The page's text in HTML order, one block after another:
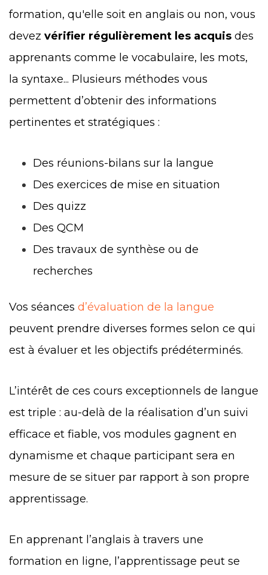
formation, qu'elle soit en anglais ou non, vous
devez vérifier régulièrement les acquis des
apprenants comme le vocabulaire, les mots,
la syntaxe... Plusieurs méthodes vous
permettent d’obtenir des informations
pertinentes et stratégiques :
Des réunions-bilans sur la langue
Des exercices de mise en situation
Des quizz
Des QCM
Des travaux de synthèse ou de
recherches
Vos séances d’évaluation de la langue
peuvent prendre diverses formes selon ce qui
est à évaluer et les objectifs prédéterminés.
L’intérêt de ces cours exceptionnels de langue
est triple : au-delà de la réalisation d’un suivi
efficace et fiable, vos modules gagnent en
dynamisme et chaque participant sera en
mesure de se situer par rapport à son propre
apprentissage.
En apprenant l’anglais à travers une
formation en ligne, l’apprentissage peut se